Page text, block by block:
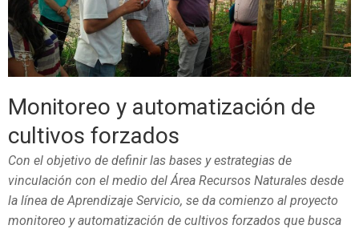
Monitoreo y automatización de
cultivos forzados
Con el objetivo de definir las bases y estrategias de
vinculación con el medio del Área Recursos Naturales desde
la línea de Aprendizaje Servicio, se da comienzo al proyecto
monitoreo y automatización de cultivos forzados que busca